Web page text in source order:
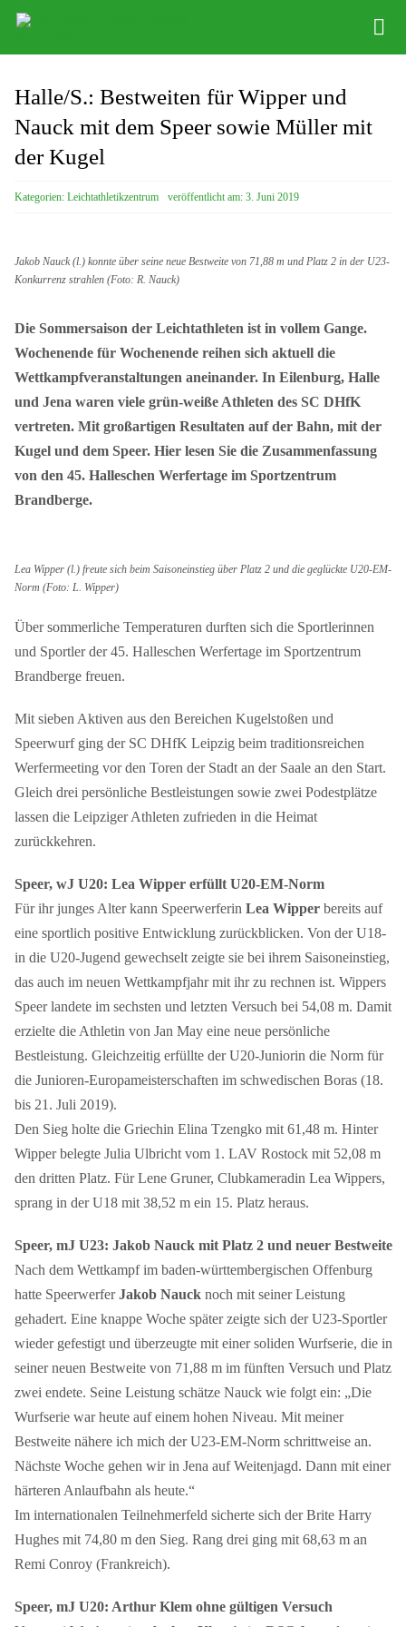
Zum
Leichathletikzentrum
Bob/Skeleton
Halle/S.: Bestweiten für Wipper und
Nauck mit dem Speer sowie Müller mit
der Kugel
Kategorien: Leichtathletikzentrum veröffentlicht am: 3. Juni 2019
Jakob Nauck (l.) konnte über seine neue Bestweite von 71,88 m und Platz 2 in der U23-
Konkurrenz strahlen (Foto: R. Nauck)
Die Sommersaison der Leichtathleten ist in vollem Gange.
Wochenende für Wochenende reihen sich aktuell die
Wettkampfveranstaltungen aneinander. In Eilenburg, Halle
und Jena waren viele grün-weiße Athleten des SC DHfK
vertreten. Mit großartigen Resultaten auf der Bahn, mit der
Kugel und dem Speer. Hier lesen Sie die Zusammenfassung
von den 45. Halleschen Werfertage im Sportzentrum
Brandberge.
Lea Wipper (l.) freute sich beim Saisoneinstieg über Platz 2 und die geglückte U20-EM-
Norm (Foto: L. Wipper)
Über sommerliche Temperaturen durften sich die Sportlerinnen
und Sportler der 45. Halleschen Werfertage im Sportzentrum
Brandberge freuen.
Mit sieben Aktiven aus den Bereichen Kugelstoßen und
Speerwurf ging der SC DHfK Leipzig beim traditionsreichen
Werfermeeting vor den Toren der Stadt an der Saale an den Start.
Gleich drei persönliche Bestleistungen sowie zwei Podestplätze
lassen die Leipziger Athleten zufrieden in die Heimat
zurückkehren.
Speer, wJ U20: Lea Wipper erfüllt U20-EM-Norm
Für ihr junges Alter kann Speerwerferin Lea Wipperbereits auf
eine sportlich positive Entwicklung zurückblicken. Von der U18-
in die U20-Jugend gewechselt zeigte sie bei ihrem Saisoneinstieg,
das auch im neuen Wettkampfjahr mit ihr zu rechnen ist. Wippers
Speer landete im sechsten und letzten Versuch bei 54,08 m. Damit
erzielte die Athletin von Jan May eine neue persönliche
Bestleistung. Gleichzeitig erfüllte der U20-Juniorin die Norm für
die Junioren-Europameisterschaften im schwedischen Boras (18.
bis 21. Juli 2019).
Den Sieg holte die Griechin Elina Tzengko mit 61,48 m. Hinter
Wipper belegte Julia Ulbricht vom 1. LAV Rostock mit 52,08 m
den dritten Platz. Für Lene Gruner, Clubkameradin Lea Wippers,
sprang in der U18 mit 38,52 m ein 15. Platz heraus.
Speer, mJ U23: Jakob Nauck mit Platz 2 und neuer Bestweite
Nach dem Wettkampf im baden-württembergischen Offenburg
hatte SpeerwerferJakob Naucknoch mit seiner Leistung
gehadert. Eine knappe Woche später zeigte sich der U23-Sportler
wieder gefestigt und überzeugte mit einer soliden Wurfserie, die in
seiner neuen Bestweite von 71,88 m im fünften Versuch und Platz
zwei endete. Seine Leistung schätze Nauck wie folgt ein: „Die
Wurfserie war heute auf einem hohen Niveau. Mit meiner
Bestweite nähere ich mich der U23-EM-Norm schrittweise an.
Nächste Woche gehen wir in Jena auf Weitenjagd. Dann mit einer
härteren Anlaufbahn als heute.“
Im internationalen Teilnehmerfeld sicherte sich der Brite Harry
Hughes mit 74,80 m den Sieg. Rang drei ging mit 68,63 m an
Remi Conroy (Frankreich).
Speer, mJ U20: Arthur Klem ohne gültigen Versuch